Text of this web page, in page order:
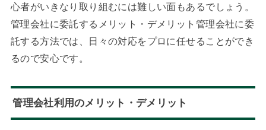
心者がいきなり取り組むには難しい面もあるでしょう。
管理会社に委託するメリット・デメリット管理会社に委
託する方法では、日々の対応をプロに任せることができ
るので安心です。
管理会社利用のメリット・デメリット